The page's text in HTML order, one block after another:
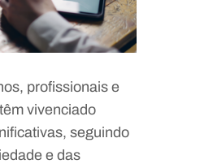
profissionais e
vivenciado
seguindo
e das